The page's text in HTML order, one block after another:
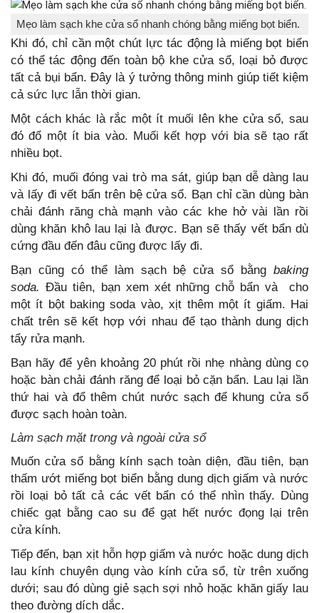
Mẹo làm sạch khe cửa sổ nhanh chóng bằng miếng bọt biển.
Khi đó, chỉ cần một chút lực tác động là miếng bọt biển
có thể tác động đến toàn bộ khe cửa sổ, loại bỏ được
tất cả bụi bẩn. Đây là ý tưởng thông minh giúp tiết kiệm
cả sức lực lẫn thời gian.
Một cách khác là rắc một ít muối lên khe cửa sổ, sau
đó đổ một ít bia vào. Muối kết hợp với bia sẽ tạo rất
nhiều bọt.
Khi đó, muối đóng vai trò ma sát, giúp bạn dễ dàng lau
và lấy đi vết bẩn trên bệ cửa sổ. Bạn chỉ cần dùng bàn
chải đánh răng chà mạnh vào các khe hở vài lần rồi
dùng khăn khô lau lại là được. Bạn sẽ thấy vết bẩn dù
cứng đầu đến đâu cũng được lấy đi.
Bạn cũng có thể làm sạch bệ cửa sổ bằng baking
soda. Đầu tiên, bạn xem xét những chỗ bẩn và cho
một ít bột baking soda vào, xịt thêm một ít giấm. Hai
chất trên sẽ kết hợp với nhau để tạo thành dung dịch
tẩy rửa mạnh.
Bạn hãy để yên khoảng 20 phút rồi nhẹ nhàng dùng cọ
hoặc bàn chải đánh răng để loại bỏ cặn bẩn. Lau lại lần
thứ hai và đổ thêm chút nước sạch để khung cửa sổ
được sạch hoàn toàn.
Làm sạch mặt trong và ngoài cửa sổ
Muốn cửa sổ bằng kính sạch toàn diện, đầu tiên, bạn
thấm ướt miếng bọt biển bằng dung dịch giấm và nước
rồi loại bỏ tất cả các vết bẩn có thể nhìn thấy. Dùng
chiếc gạt bằng cao su để gạt hết nước đọng lại trên
cửa kính.
Tiếp đến, bạn xịt hỗn hợp giấm và nước hoặc dung dịch
lau kính chuyên dụng vào kính cửa sổ, từ trên xuống
dưới; sau đó dùng giẻ sạch sợi nhỏ hoặc khăn giấy lau
theo đường dích dắc.